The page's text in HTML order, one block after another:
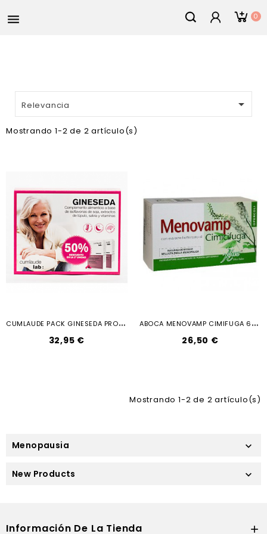
 0
Relevancia 
Mostrando 1-2 de 2 artículo(s)
C
UMLAUDE PACK GINESEDA PROMO 50 EN...
32,95 €
A
BOCA MENOVAMP CIMIFUGA 60 CAPS
26,50 €
Mostrando 1-2 de 2 artículo(s)
Menopausia 
New Products 
Información De La Tienda 